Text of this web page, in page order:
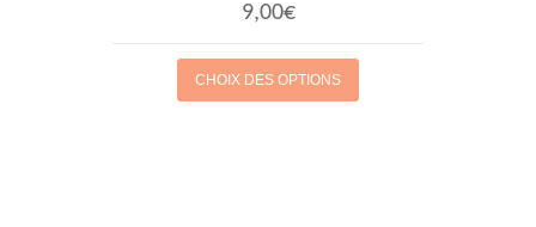
9,00€
CHOIX DES OPTIONS